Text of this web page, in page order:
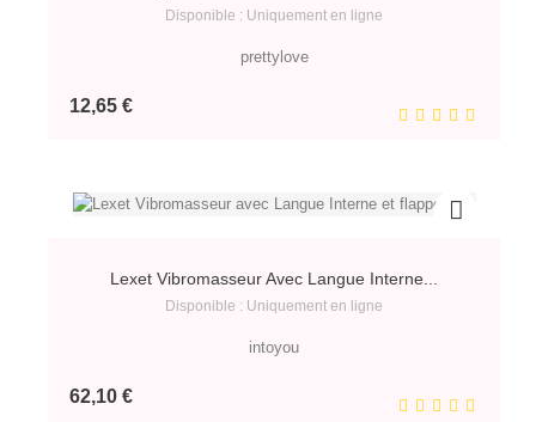
Disponible : Uniquement en ligne
prettylove
12,65 €Prix
Lexet Vibromasseur Avec Langue Interne...
Disponible : Uniquement en ligne
intoyou
62,10 €Prix